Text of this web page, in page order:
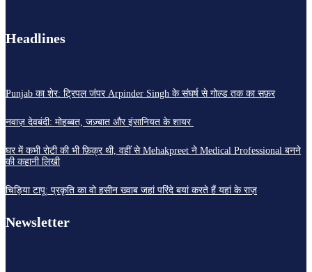
Headlines
Punjab का शेर: ट्रिपल जंपर Arpinder Singh के संघर्ष से गोल्ड तक का सफ़र
नवाज़ देवबंदी: मोहब्बत, जज़्बात और इंसानियत के शायर
घर में कभी रोटी की भी फ़िक्र थी, वहीं से Mehakpreet ने Medical Professional बनने
की कहानी लिखी
चिड़िया टापू: प्रकृति का वो हसीन ख्वाब जहां परिंदे बयां करते हैं यहां के राज़
Newsletter